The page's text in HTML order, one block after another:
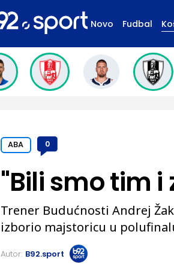
Novo Fudbal
ABA 0
"Bili smo tim i
Trener Budućnosti Andrej
izborio majstoricu u
Autor: B92.sport